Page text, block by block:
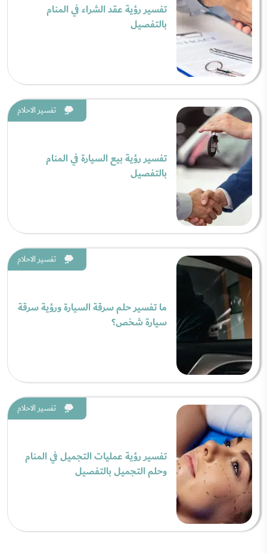
تفسير رؤية عقد الشراء في المنام
بالتفصيل
تفسير الاحلام
تفسير رؤية بيع السيارة في المنام
بالتفصيل
تفسير الاحلام
ما تفسير حلم سرقة السيارة ورؤية سرقة
سيارة شخص؟
تفسير الاحلام
تفسير رؤية عمليات التجميل في المنام
وحلم التجميل بالتفصيل